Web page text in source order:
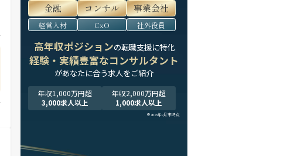
金融 コンサル 事業会社
経営人材 CxO 社外役員
高年収ポジションの転職支援に特化
経験・実績豊富なコンサルタント
があなたに合う求人をご紹介
年収1,000万円超
3,000求人以上
年収2,000万円超
1,000求人以上
※2025年9月末時点